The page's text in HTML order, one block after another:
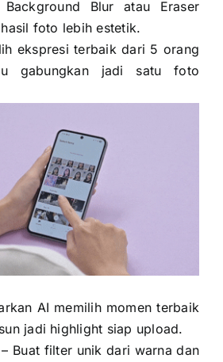
Blur atau Eraser
foto lebih estetik.
ekspresi terbaik dari 5 orang
gabungkan jadi satu foto
AI memilih momen terbaik
jadi highlight siap upload.
Buat filter unik dari warna dan